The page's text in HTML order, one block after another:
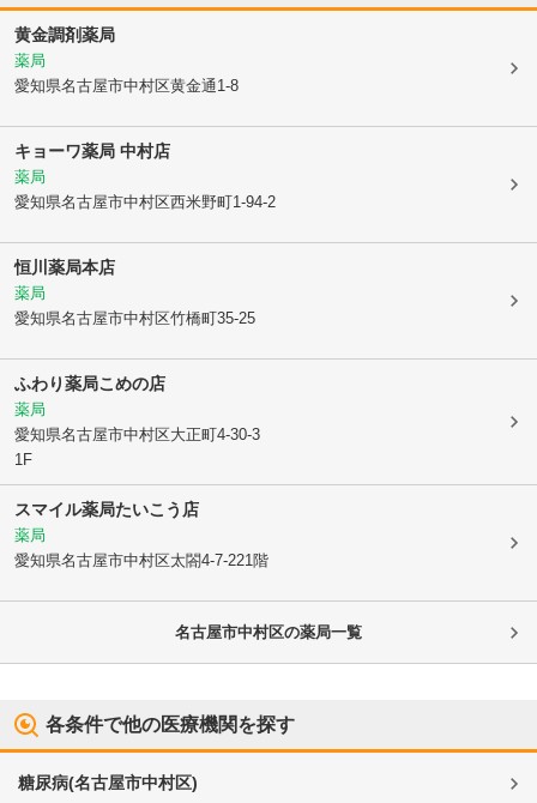
黄金調剤薬局
薬局
愛知県名古屋市中村区黄金通1-8
キョーワ薬局 中村店
薬局
愛知県名古屋市中村区西米野町1-94-2
恒川薬局本店
薬局
愛知県名古屋市中村区竹橋町35-25
ふわり薬局こめの店
薬局
愛知県名古屋市中村区大正町4-30-3
1F
スマイル薬局たいこう店
薬局
愛知県名古屋市中村区太閤4-7-221階
名古屋市中村区の薬局一覧
各条件で他の医療機関を探す
糖尿病(名古屋市中村区)